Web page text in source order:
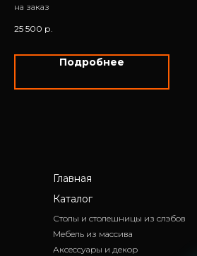
на заказ
25 500 р.
Подробнее
Главная
Каталог
Столы и столешницы из слэбов
Мебель из массива
Аксессуары и декор